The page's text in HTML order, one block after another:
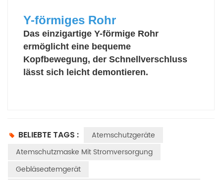
Y-förmiges Rohr
Das einzigartige Y-förmige Rohr
ermöglicht eine bequeme
Kopfbewegung, der Schnellverschluss
lässt sich leicht demontieren.
BELIEBTE TAGS :
Atemschutzgeräte
Atemschutzmaske Mit Stromversorgung
Gebläseatemgerät